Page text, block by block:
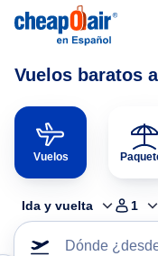
Vuelos baratos
Vuelos
Ida y vuelta 1
Dónde